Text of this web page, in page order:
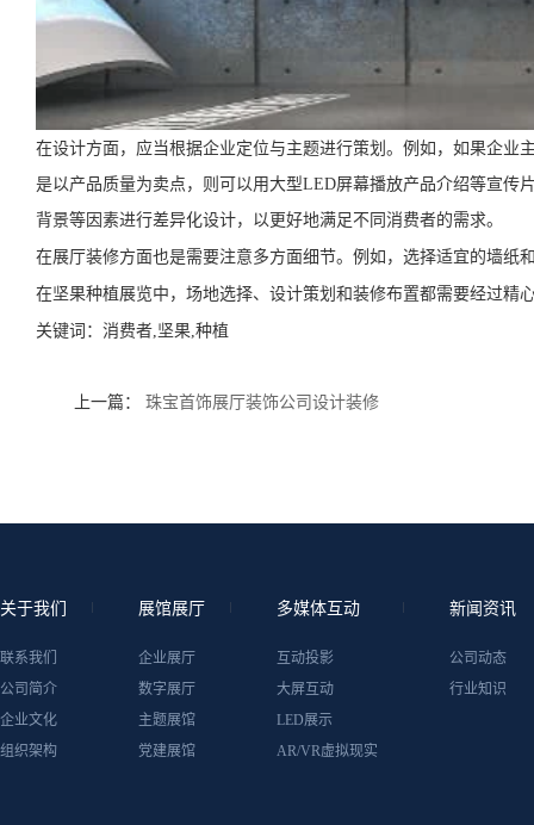
在设计方面，应当根据企业定位与主题进行策划。例如，如果企
是以产品质量为卖点，则可以用大型LED屏幕播放产品介绍等宣传
背景等因素进行差异化设计，以更好地满足不同消费者的需求。
在展厅装修方面也是需要注意多方面细节。例如，选择适宜的墙
在坚果种植展览中，场地选择、设计策划和装修布置都需要经过精
关键词： 消费者,坚果,种植
上一篇： 珠宝首饰展厅装饰公司设计装修
关于我们
联系我们
公司简介
企业文化
组织架构
展馆展厅
企业展厅
数字展厅
主题展馆
党建展馆
多媒体互动
互动投影
大屏互动
LED展示
AR/VR虚拟现实
新闻资讯
公司动态
行业知识